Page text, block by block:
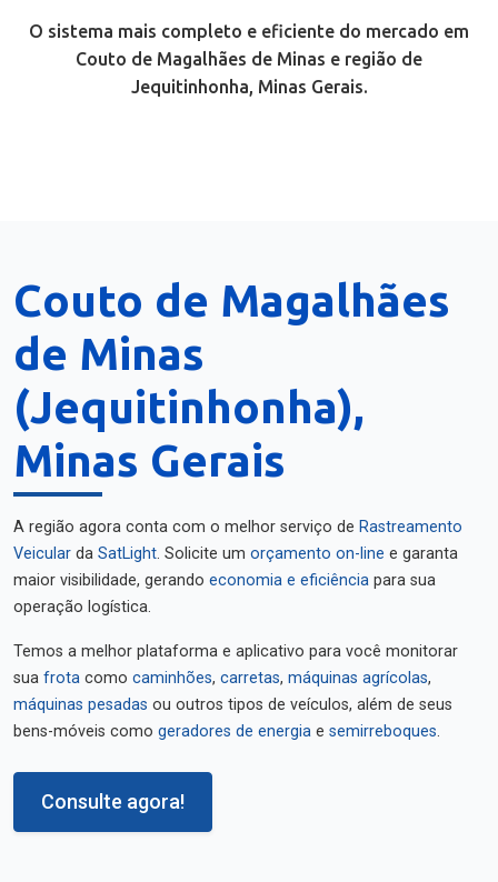
O sistema mais completo e eficiente do mercado em
Couto de Magalhães de Minas e região de
Jequitinhonha, Minas Gerais.
Couto de Magalhães
de Minas
(Jequitinhonha),
Minas Gerais
A região agora conta com o melhor serviço de Rastreamento
Veicular da SatLight. Solicite um orçamento on-line e garanta
maior visibilidade, gerando economia e eficiência para sua
operação logística.
Temos a melhor plataforma e aplicativo para você monitorar
sua frota como caminhões, carretas, máquinas agrícolas,
máquinas pesadas ou outros tipos de veículos, além de seus
bens-móveis como geradores de energia e semirreboques.
Consulte agora!